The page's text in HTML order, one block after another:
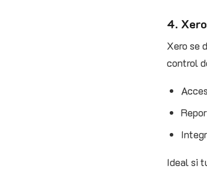
4. Xero
Xero se
control
Ideal si